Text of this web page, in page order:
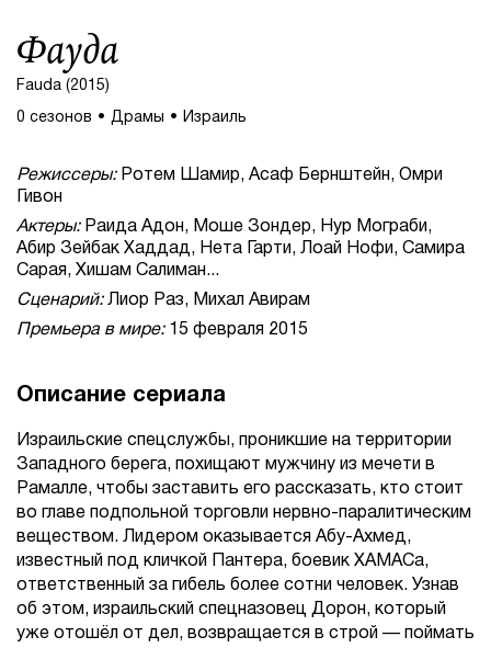
Фауда
Fauda (2015)
0 сезонов Драмы Израиль
Режиссеры:Ротем Шамир, Асаф Бернштейн, Омри
Гивон
Актеры:Раида Адон, Моше Зондер, Нур Мограби,
Абир Зейбак Хаддад, Нета Гарти, Лоай Нофи, Самира
Сарая, Хишам Салиман...
Сценарий:Лиор Раз, Михал Авирам
Премьера в мире:15 февраля 2015
Описание сериала
Израильские спецслужбы, проникшие на территории
Западного берега, похищают мужчину из мечети в
Рамалле, чтобы заставить его рассказать, кто стоит
во главе подпольной торговли нервно-паралитическим
веществом. Лидером оказывается Абу-Ахмед,
известный под кличкой Пантера, боевик ХАМАСа,
ответственный за гибель более сотни человек. Узнав
об этом, израильский спецназовец Дорон, который
уже отошёл от дел, возвращается в строй — поймать